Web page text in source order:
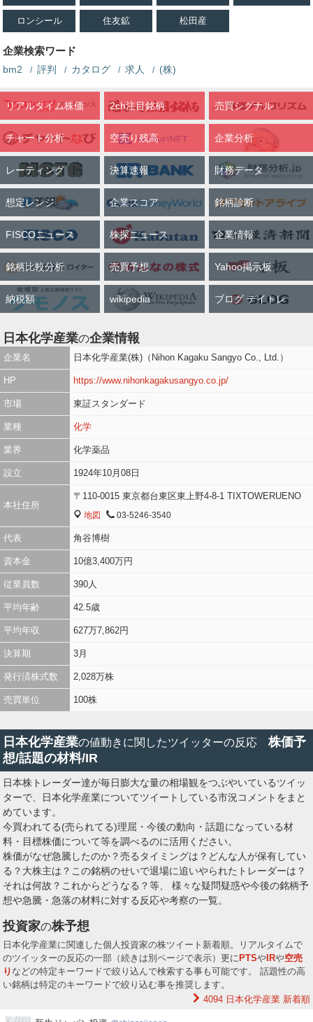
ロンシール 住友鉱 松田産
企業検索ワード
bm2 評判 カタログ 求人 (株)
リアルタイム株価 2ch注目銘柄 売買シグナル
チャート分析 空売り残高 企業分析
レーティング 決算速報 財務データ
想定レンジ 企業スコア 銘柄診断
FISCOニュース 株探ニュース 企業情報
銘柄比較分析 売買予想 Yahoo掲示板
納税額 wikipedia ブログ デイトレ
日本化学産業の企業情報
企業名 日本化学産業(株)（Nihon Kagaku Sangyo Co., Ltd.）
HP https://www.nihonkagakusangyo.co.jp/
市場 東証スタンダード
業種 化学
業界 化学薬品
設立 1924年10月08日
本社住所
〒110-0015 東京都台東区東上野4-8-1 TIXTOWERUENO
MAP
地図 TEL
03-5246-3540
代表 角谷博樹
資本金 10億3,400万円
従業員数 390人
平均年齢 42.5歳
平均年収 627万7,862円
決算期 3月
発行済株式数 2,028万株
売買単位 100株
日本化学産業の値動きに関したツイッターの反応 株価予
想/話題の材料/IR
日本株トレーダー達が毎日膨大な量の相場観をつぶやいているツイッ
ターで、日本化学産業についてツイートしている市況コメントをまと
めています。
今買われてる(売られてる)理屈・今後の動向・話題になっている材
料・目標株価について等を調べるのに活用ください。
株価がなぜ急騰したのか？売るタイミングは？どんな人が保有してい
る？大株主は？この銘柄のせいで退場に追いやられたトレーダーは？
それは何故？これからどうなる？等、 様々な疑問疑惑や今後の銘柄予
想や急騰・急落の材料に対する反応や考察の一覧。
投資家の株予想
日本化学産業に関連した個人投資家の株ツイート新着順。リアルタイムで
のツイッターの反応の一部（続きは別ページで表示）更に PTSや IRや空売
り などの特定キーワードで絞り込んで検索する事も可能です。 話題性の高
い銘柄は特定のキーワードで絞り込む事を推奨します。
4094 日本化学産業 新着順